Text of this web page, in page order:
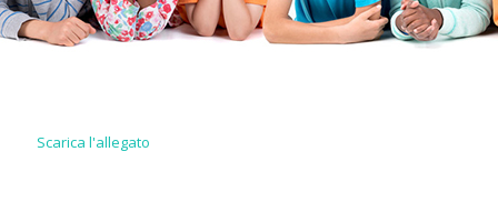
Scarica l'allegato